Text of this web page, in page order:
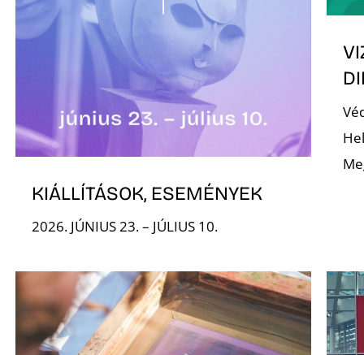
KIÁLLÍTÁSOK, ESEMÉNYEK
2026. JÚNIUS 23. – JÚLIUS 10.